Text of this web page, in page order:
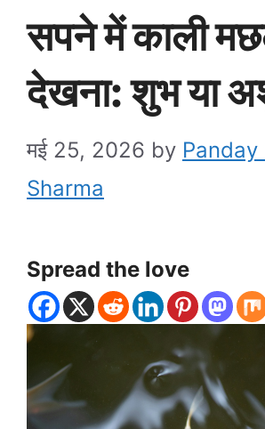
सपने में काली
देखना: शुभ या
मई 25, 2026 by Panday
Sharma
Spread the love